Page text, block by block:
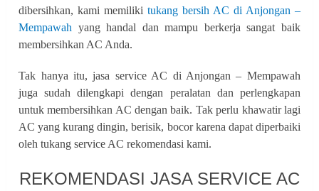
dibersihkan, kami memilikitukang bersih AC di Anjongan –
Mempawah yang handal dan mampu berkerja sangat baik
membersihkan AC Anda.
Tak hanya itu, jasa service AC di Anjongan – Mempawah
juga sudah dilengkapi dengan peralatan dan perlengkapan
untuk membersihkan AC dengan baik. Tak perlu khawatir lagi
AC yang kurang dingin, berisik, bocor karena dapat diperbaiki
oleh tukang service AC rekomendasi kami.
REKOMENDASI JASA SERVICE AC